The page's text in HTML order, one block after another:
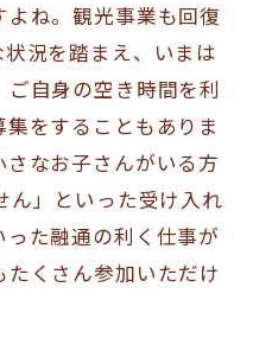
ね。観光事業も回復
況を踏まえ、いまは
ご自身の空き時間を利
をすることもありま
なお子さんがいる方
ん」といった受け入れ
た融通の利く仕事が
くさん参加いただけ